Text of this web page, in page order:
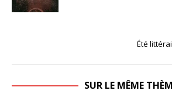
Été
SUR LE MÊME